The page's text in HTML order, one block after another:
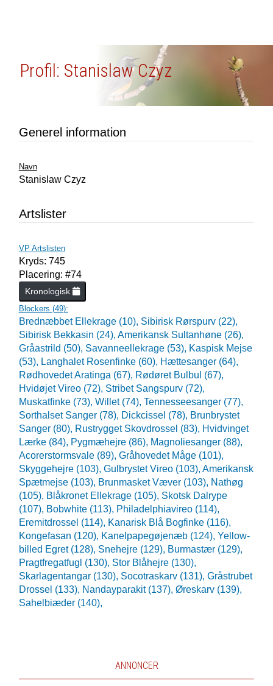
Profil: Stanislaw Czyz
Generel information
Navn
Stanislaw Czyz
Artslister
VP Artslisten
Kryds: 745
Placering: #74
Kronologisk
Blockers (49):
Brednæbbet Ellekrage (10), Sibirisk Rørspurv (22),
Sibirisk Bekkasin (24), Amerikansk Sultanhøne (26),
Gråastrild (50), Savanneellekrage (53), Kaspisk Mejse
(53), Langhalet Rosenfinke (60), Hættesanger (64),
Rødhovedet Aratinga (67), Rødøret Bulbul (67),
Hvidøjet Vireo (72), Stribet Sangspurv (72),
Muskatfinke (73), Willet (74), Tennesseesanger (77),
Sorthalset Sanger (78), Dickcissel (78), Brunbrystet
Sanger (80), Rustrygget Skovdrossel (83), Hvidvinget
Lærke (84), Pygmæhejre (86), Magnoliesanger (88),
Acorerstormsvale (89), Gråhovedet Måge (101),
Skyggehejre (103), Gulbrystet Vireo (103), Amerikansk
Spætmejse (103), Brunmasket Væver (103), Nathøg
(105), Blåkronet Ellekrage (105), Skotsk Dalrype
(107), Bobwhite (113), Philadelphiavireo (114),
Eremitdrossel (114), Kanarisk Blå Bogfinke (116),
Kongefasan (120), Kanelpapegøjenæb (124), Yellow-
billed Egret (128), Snehejre (129), Burmastær (129),
Pragtfregatfugl (130), Stor Blåhejre (130),
Skarlagentangar (130), Socotraskarv (131), Gråstrubet
Drossel (133), Nandayparakit (137), Øreskarv (139),
Sahelbiæder (140),
ANNONCER